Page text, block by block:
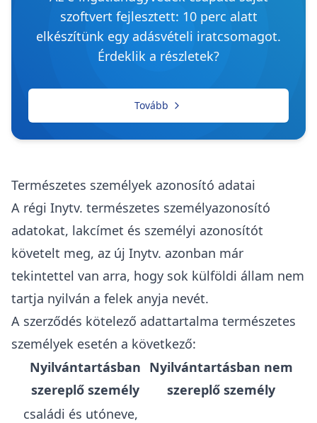
szoftvert fejlesztett: 10 perc alatt
elkészítünk egy adásvételi iratcsomagot.
Érdeklik a részletek?
Tovább
Természetes személyek azonosító adatai
A régi Inytv. természetes személyazonosító
adatokat, lakcímet és személyi azonosítót
követelt meg, az új Inytv. azonban már
tekintettel van arra, hogy sok külföldi állam nem
tartja nyilván a felek anyja nevét.
A szerződés kötelező adattartalma természetes
személyek esetén a következő:
Nyilvántartásban
szereplő személy
Nyilvántartásban nem
szereplő személy
családi és utóneve,